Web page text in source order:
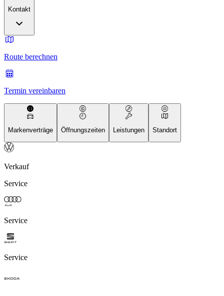
Kontakt
Route berechnen
Termin vereinbaren
Markenverträge Öffnungszeiten Leistungen Standort
Verkauf
Service
Service
Service